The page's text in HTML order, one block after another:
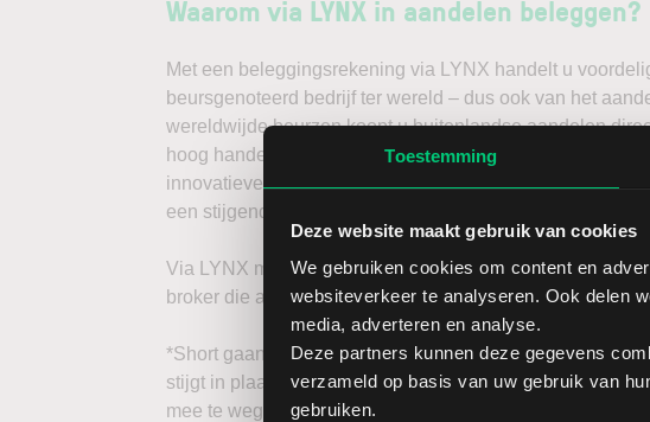
Toestemming
Deze website maakt gebruik van cookies
We gebruiken cookies om content en
websiteverkeer te analyseren. Ook delen
media, adverteren en analyse.
Deze partners kunnen deze gegevens
verzameld op basis van uw gebruik van
gebruiken.
Waarom via LYNX in aandelen beleggen?
Met een beleggingsrekening via LYNX handelt u
beursgenoteerd bedrijf ter wereld – dus ook van het
wereldwijde beurzen koopt u buitenlandse aandelen
hoog handelsvolume en een lage spread. Handelen doet
innovatieve trading tools, waarmee u direct gedegen
een stijgende koers door long te gaan, of verwacht u een
Via LYNX maakt u de volgende stap in beleggen.
broker die aandelenbeleggers serieus neemt.
*Short gaan in bijvoorbeeld het aandeel First Solar
stijgt in plaats van daalt, kunnen de verliezen onbeperkt
mee te wegen in uw beleggingsbeslissing en enkel te